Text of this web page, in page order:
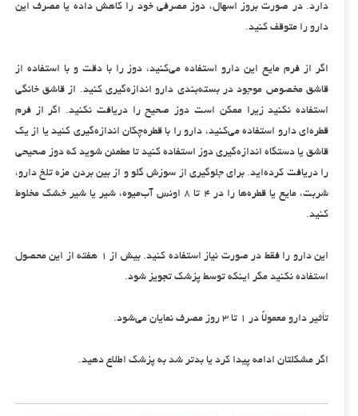
دارد. در صورت بروز اسهال، دوز مصرفی خود را کاهش داده یا مصرف این
دارو را متوقف کنید.
اگر از فرم مایع این دارو استفاده می‌کنید، دوز را با دقت و با استفاده از
قاشق مخصوص موجود در بسته‌بندی دارو اندازه‌گیری کنید. از قاشق خانگی
استفاده نکنید زیرا ممکن است دوز صحیح را دریافت نکنید. اگر از فرم
قطره‌ای دارو استفاده می‌کنید، دارو را با قطره‌چکان اندازه‌گیری کنید یا از یک
قاشق یا دستگاه اندازه‌گیری دوز استفاده کنید تا مطمئن شوید که دوز صحیحی
را دریافت کرده‌اید. برای جلوگیری از سوزش گلو و از بین بردن مزه تلخ دارو،
شربت، مایع یا قطره‌ها را در ۴ تا ۸ اونس آب‌میوه، شیر یا شیر خشک مخلوط
کنید.
این دارو را فقط در صورت نیاز استفاده کنید. بیش از ۱ هفته از این محصول
استفاده نکنید مگر اینکه توسط پزشک تجویز شود.
تأثیر دارو معمولاً در ۱ تا ۳ روز مصرف نمایان می‌شود.
اگر مشکلتان ادامه پیدا کرد یا بدتر شد به پزشک اطلاع دهید.